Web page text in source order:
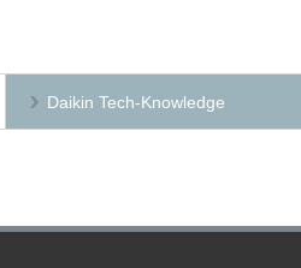
Daikin Tech-Knowledge